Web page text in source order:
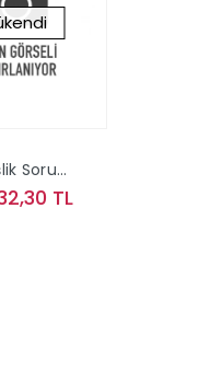
Soru
TL